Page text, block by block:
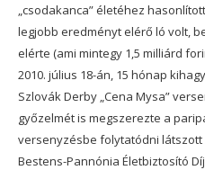
„csodakanca” életéhez
legjobb eredményt elérő ló volt,
elérte (ami mintegy 1,5 milliárd
2010. július 18-án, 15 hónap
Szlovák Derby „Cena Mysa”
győzelmét is megszerezte a
versenyzésbe folytatódni látszott
Bestens-Pannónia Életbiztosító